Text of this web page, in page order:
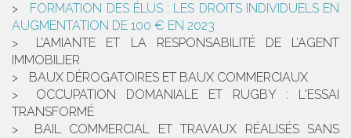
FORMATION DES ÉLUS : LES DROITS INDIVIDUELS EN
AUGMENTATION DE 100 € EN 2023
L’AMIANTE ET LA RESPONSABILITÉ DE L’AGENT
IMMOBILIER
BAUX DÉROGATOIRES ET BAUX COMMERCIAUX
OCCUPATION DOMANIALE ET RUGBY : L'ESSAI
TRANSFORMÉ
BAIL COMMERCIAL ET TRAVAUX RÉALISÉS SANS